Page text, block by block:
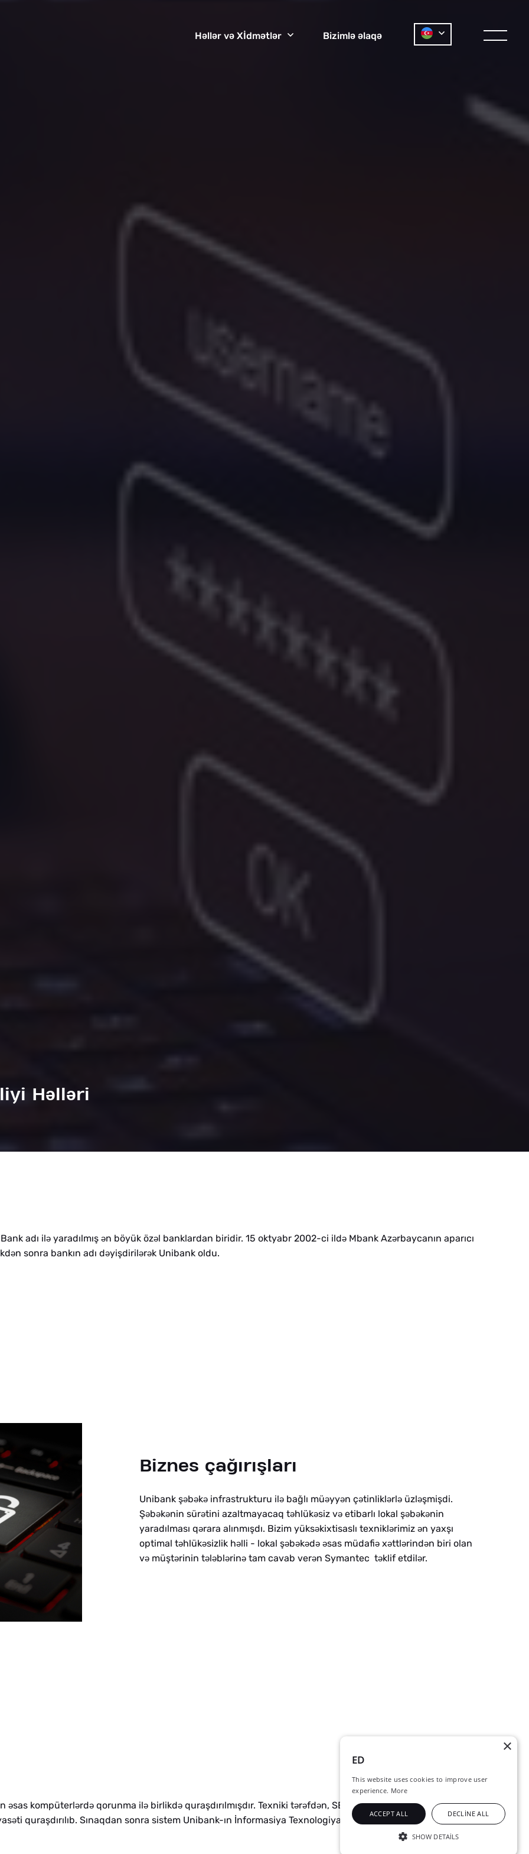
Həllər və Xİdmətlər Bizimlə əlaqə
Həlləri
adı ilə yaradılmış ən böyük özəl banklardan biridir. 15 oktyabr 2002-ci ildə Mbank Azərbaycanın aparıcı
ən sonra bankın adı dəyişdirilərək Unibank oldu.
Biznes çağırışları
Unibank şəbəkə infrastrukturu ilə bağlı müəyyən çətinliklərlə üzləşmişdi.
Şəbəkənin sürətini azaltmayacaq təhlükəsiz və etibarlı lokal şəbəkənin
yaradılması qərara alınmışdı. Bizim yüksəkixtisaslı texniklərimiz ən yaxşı
optimal təhlükəsizlik həlli - lokal şəbəkədə əsas müdafiə xəttlərindən biri olan
və müştərinin tələblərinə tam cavab verən Symantec təklif etdilər.
n əsas kompüterlərdə qorunma ilə birlikdə quraşdırılmışdır. Texniki tərəfdən, SEP 12 üçün Firewall
əti quraşdırılıb. Sınaqdan sonra sistem Unibank-ın İnformasiya Texnologiyaları Departamentinə verilib.
×
ED
This website uses cookies to improve user
experience. More
ACCEPT ALL DECLINE ALL
SHOW DETAILS